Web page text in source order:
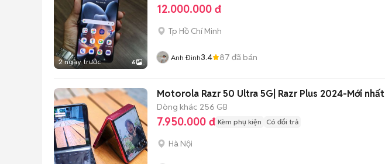
2 ngày trước 6
12.000.000 đ
Tp Hồ Chí Minh
Anh Đinh3.4 87 đã bán
Motorola Razr 50 Ultra 5G| Razr Plus 2024-Mới nhất
Dòng khác 256 GB
7.950.000 đ Kèm phụ kiện Có đổi trả
Hà Nội